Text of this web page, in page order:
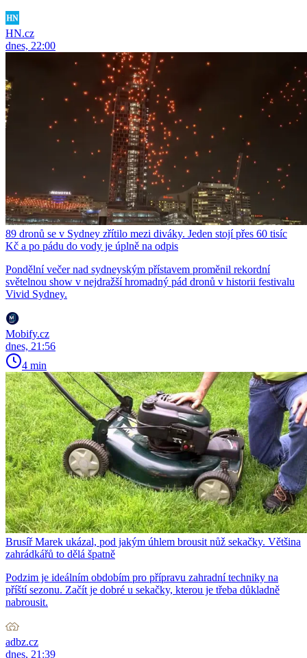
HN.cz
dnes, 22:00
89 dronů se v Sydney zřítilo mezi diváky. Jeden stojí přes 60 tisíc
Kč a po pádu do vody je úplně na odpis
Pondělní večer nad sydneyským přístavem proměnil rekordní
světelnou show v nejdražší hromadný pád dronů v historii festivalu
Vivid Sydney.
Mobify.cz
dnes, 21:56
4 min
Brusíř Marek ukázal, pod jakým úhlem brousit nůž sekačky. Většina
zahrádkářů to dělá špatně
Podzim je ideálním obdobím pro přípravu zahradní techniky na
příští sezonu. Začít je dobré u sekačky, kterou je třeba důkladně
nabrousit.
adbz.cz
dnes, 21:39